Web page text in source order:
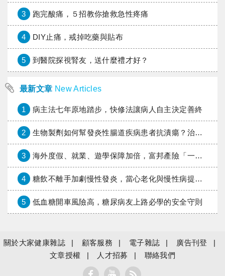
3 跑完酸痛，５招教你搶救急性疼痛
4 DIY止痛，戒掉吃藥與貼布
5 到醫院探視腎友，送什麼禮才好？
最新文章 New Articles
1 病主法七年原地踏步，快修法讓病人自主決定善終
2 生物製劑如何幫發炎性腸道疾病患者抗潰瘍？治療進展與健保給付困境一次看
3 海外度假、就業、遊學保障加倍，富邦產險「一期逐夢」專案加碼遠距醫療與緊急救援
4 糖飲不離手加劇慢性發炎，當心老化與慢性病提早報到
5 低血糖開車風險高，糖尿病友上路必學的安全守則
關於大家健康雜誌 顧客服務 電子雜誌
廣告刊登
文章授權
人才招募 聯絡我們